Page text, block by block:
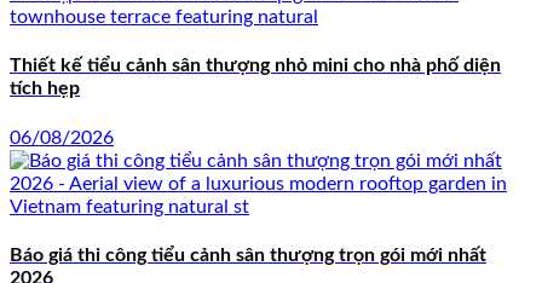
Thiết kế tiểu cảnh sân thượng nhỏ mini cho nhà phố diện
tích hẹp
06/08/2026
Báo giá thi công tiểu cảnh sân thượng trọn gói mới nhất
2026